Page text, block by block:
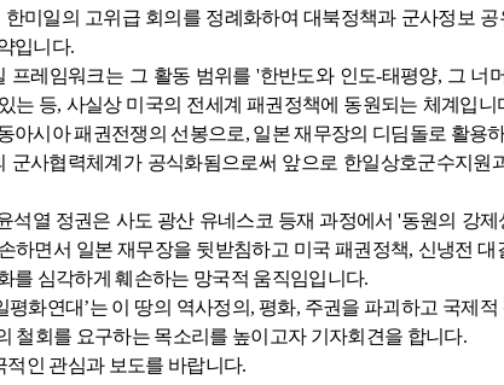
한미일의 고위급 회의를 정례화하여 대북정책과 군사정보
입니다.
프레임워크는 그 활동 범위를'한반도와 인도-태평양, 그 너
는 등, 사실상 미국의 전세계 패권정책에 동원되는 체계입니
아시아 패권전쟁의 선봉으로, 일본 재무장의 디딤돌로 활용
군사협력체계가 공식화됨으로써 앞으로 한일상호군수지원
석열 정권은 사도 광산 유네스코 등재 과정에서'동원의 강제
하면서 일본 재무장을 뒷받침하고 미국 패권정책, 신냉전 대
를 심각하게 훼손하는 망국적 움직임입니다.
평화연대’는 이 땅의 역사정의 , 평화, 주권을 파괴하고 국제
철회를 요구하는 목소리를 높이고자 기자회견을 합니다.
적인 관심과 보도를 바랍니다.